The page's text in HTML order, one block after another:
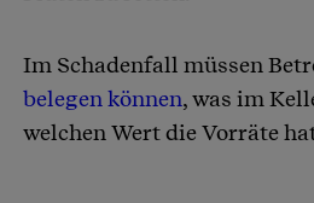
Im Schadenfall müssen
belegen können, was im
welchen Wert die Vorräte